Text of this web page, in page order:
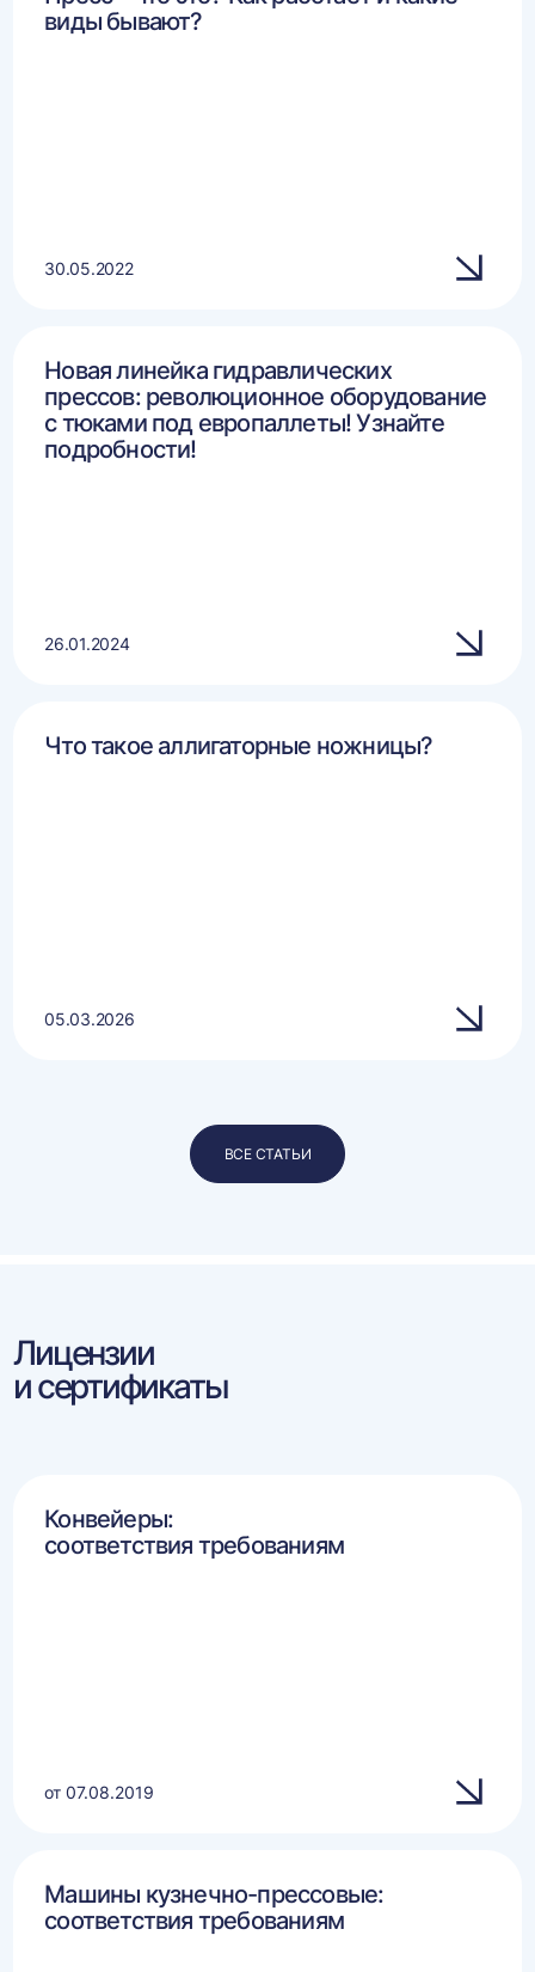
виды бывают?
30.05.2022
Новая линейка гидравлических
прессов: революционное оборудование
с тюками под европаллеты! Узнайте
подробности!
26.01.2024
Что такое аллигаторные ножницы?
05.03.2026
ВСЕ СТАТЬИ
Лицензии
и сертификаты
Конвейеры:
соответствия требованиям
от 07.08.2019
Машины кузнечно-прессовые:
соответствия требованиям